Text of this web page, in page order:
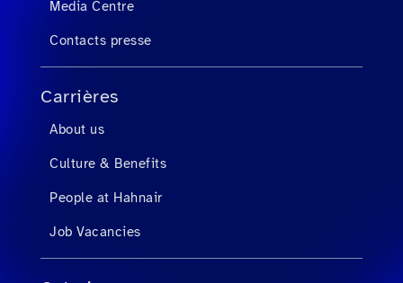
Media Centre
Contacts presse
Carrières
About us
Culture & Benefits
People at Hahnair
Job Vacancies